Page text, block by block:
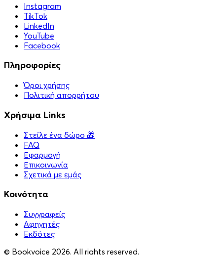
Instagram
TikTok
LinkedIn
YouTube
Facebook
Πληροφορίες
Όροι χρήσης
Πολιτική απορρήτου
Χρήσιμα Links
Στείλε ένα δώρο 🎁
FAQ
Εφαρμογή
Επικοινωνία
Σχετικά με εμάς
Κοινότητα
Συγγραφείς
Αφηγητές
Eκδότες
© Bookvoice 2026. All rights reserved.